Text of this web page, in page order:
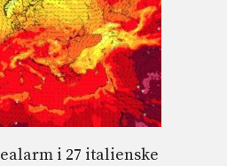
i 27 italienske